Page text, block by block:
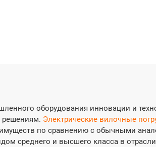
оборудования инновации и
решениям. Электрические вилочные
по сравнению с обычными
среднего и высшего класса в